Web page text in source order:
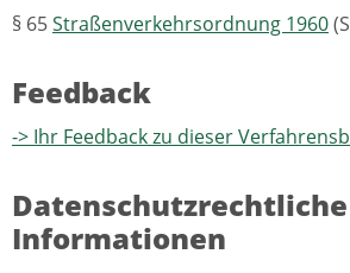
§ 65Straßenverkehrsordnung 1960
Feedback
-> Ihr Feedback zu dieser
Datenschutzrechtliche
Informationen